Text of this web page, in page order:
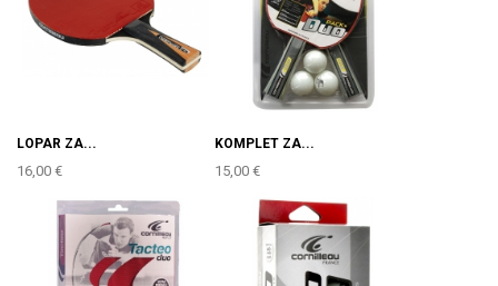
LOPAR ZA...
16,00 €
KOMPLET ZA...
15,00 €